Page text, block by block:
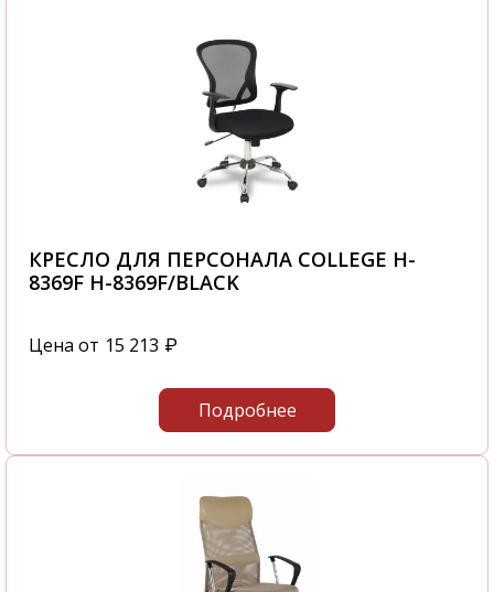
КРЕСЛО ДЛЯ ПЕРСОНАЛА COLLEGE H-
8369F H-8369F/BLACK
Цена от 15 213 ₽
Подробнее